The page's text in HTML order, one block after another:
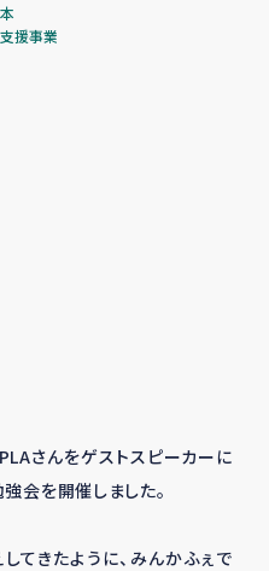
援事業
さんをゲストスピーカーに
会を開催しました。
てきたように、みんかふぇで